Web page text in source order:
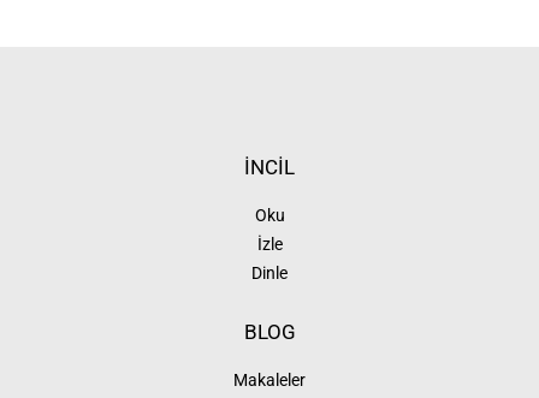
İNCİL
Oku
İzle
Dinle
BLOG
Makaleler